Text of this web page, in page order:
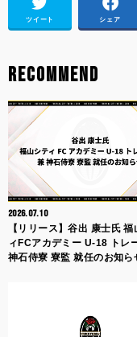
ツイート シェア
RECOMMEND
2026.07.10
【リリース】谷出 康士氏 福
ィFCアカデミー U-18 トレ
神石侍寮 寮監 就任のお知ら